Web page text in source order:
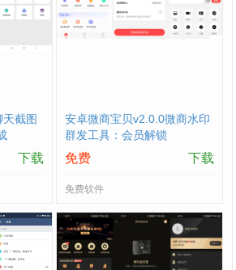
截图
下载
安卓微商宝贝v2.0.0微商水印
群发工具：会员解锁
免费 下载
免费软件